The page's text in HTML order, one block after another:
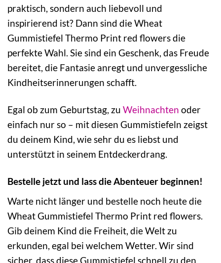
praktisch, sondern auch liebevoll und
inspirierend ist? Dann sind die Wheat
Gummistiefel Thermo Print red flowers die
perfekte Wahl. Sie sind ein Geschenk, das Freude
bereitet, die Fantasie anregt und unvergessliche
Kindheitserinnerungen schafft.
Egal ob zum Geburtstag, zu Weihnachten oder
einfach nur so – mit diesen Gummistiefeln zeigst
du deinem Kind, wie sehr du es liebst und
unterstützt in seinem Entdeckerdrang.
Bestelle jetzt und lass die Abenteuer beginnen!
Warte nicht länger und bestelle noch heute die
Wheat Gummistiefel Thermo Print red flowers.
Gib deinem Kind die Freiheit, die Welt zu
erkunden, egal bei welchem Wetter. Wir sind
sicher, dass diese Gummistiefel schnell zu den